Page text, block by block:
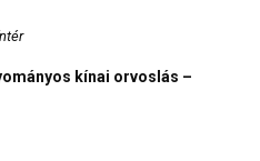
kínai orvoslás –